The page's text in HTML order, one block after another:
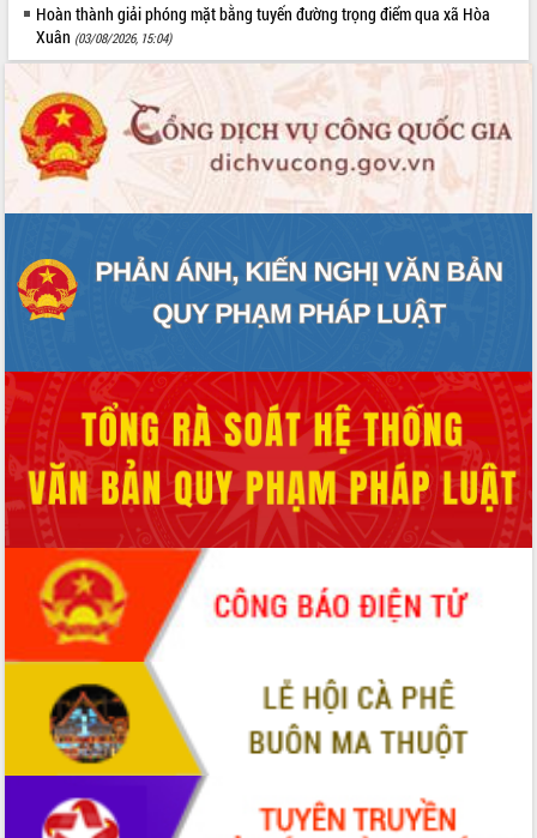
Hoàn thành giải phóng mặt bằng tuyến đường trọng điểm qua xã Hòa
Xuân (03/08/2026, 15:04)